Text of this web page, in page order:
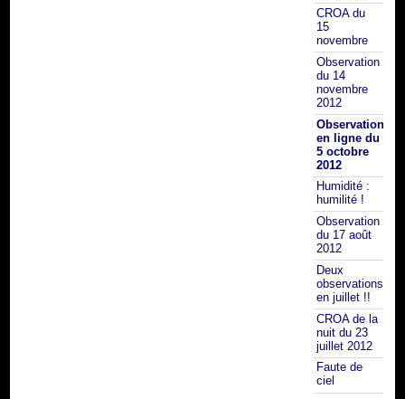
CROA du
15
novembre
Observation
du 14
novembre
2012
Observation
en ligne du
5 octobre
2012
Humidité :
humilité !
Observation
du 17 août
2012
Deux
observations
en juillet !!
CROA de la
nuit du 23
juillet 2012
Faute de
ciel